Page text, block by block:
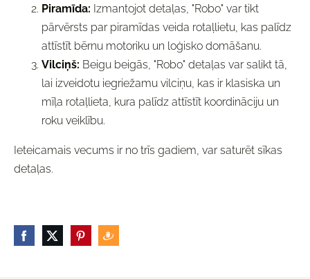
Piramīda: Izmantojot detaļas, "Robo" var tikt
pārvērsts par piramīdas veida rotaļlietu, kas palīdz
attīstīt bērnu motoriku un loģisko domāšanu.
Vilciņš: Beigu beigās, "Robo" detaļas var salikt tā,
lai izveidotu iegriežamu vilciņu, kas ir klasiska un
mīļa rotaļlieta, kura palīdz attīstīt koordināciju un
roku veiklību.
Ieteicamais vecums ir no trīs gadiem, var saturēt sīkas
detaļas.